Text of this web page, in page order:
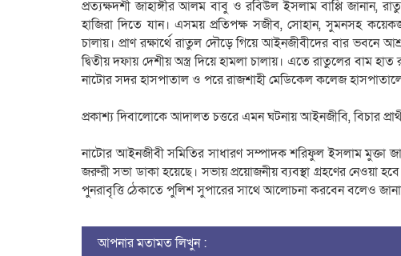
প্রত্যক্ষদর্শী জাহাঙ্গীর আলম বাবু ও রবিউল ইসলাম বাপ্পি
হাজিরা দিতে যান। এসময় প্রতিপক্ষ সজীব, সোহান, সুমনসহ
চালায়। প্রাণ রক্ষার্থে রাতুল দৌড়ে গিয়ে আইনজীবীদের বার ভবনে
দ্বিতীয় দফায় দেশীয় অস্ত্র দিয়ে হামলা চালায়। এতে রাতুলের বাম
নাটোর সদর হাসপাতাল ও পরে রাজশাহী মেডিকেল কলেজ
প্রকাশ্য দিবালোকে আদালত চত্তরে এমন ঘটনায় আইনজীবি, বিচার
নাটোর আইনজীবী সমিতির সাধারণ সম্পাদক শরিফুল ইসলাম মুক্তা
জরুরী সভা ডাকা হয়েছে। সভায় প্রয়োজনীয় ব্যবস্থা গ্রহণের নেওয়া
পুনরাবৃত্তি ঠেকাতে পুলিশ সুপারের সাথে আলোচনা করবেন বলেও
আপনার মতামত লিখুন :